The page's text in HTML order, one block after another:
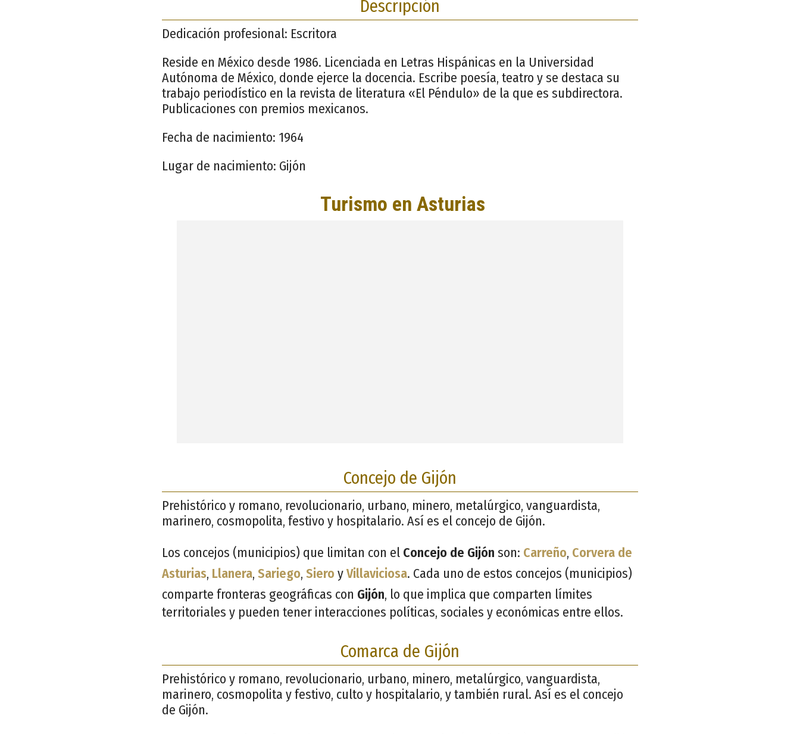
Descripción
Dedicación profesional: Escritora
Reside en México desde 1986. Licenciada en Letras Hispánicas en la Universidad
Autónoma de México, donde ejerce la docencia. Escribe poesía, teatro y se destaca su
trabajo periodístico en la revista de literatura «El Péndulo» de la que es subdirectora.
Publicaciones con premios mexicanos.
Fecha de nacimiento: 1964
Lugar de nacimiento: Gijón
Concejo de Gijón
Prehistórico y romano, revolucionario, urbano, minero, metalúrgico, vanguardista,
marinero, cosmopolita, festivo y hospitalario. Así es el concejo de Gijón.
Los concejos (municipios) que limitan con el Concejo de Gijón son: Carreño, Corvera de
Asturias, Llanera, Sariego, Siero yVillaviciosa. Cada uno de estos concejos (municipios)
comparte fronteras geográficas con Gijón, lo que implica que comparten límites
territoriales y pueden tener interacciones políticas, sociales y económicas entre ellos.
Comarca de Gijón
Prehistórico y romano, revolucionario, urbano, minero, metalúrgico, vanguardista,
marinero, cosmopolita y festivo, culto y hospitalario, y también rural. Así es el concejo
de Gijón.